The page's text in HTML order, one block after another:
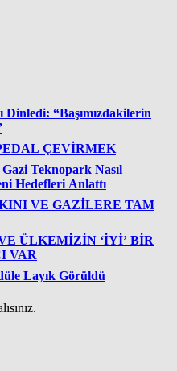
Dinledi: “Başımızdakilerin
ÇEVİRMEK
Teknopark Nasıl
Hedefleri Anlattı
VE GAZİLERE TAM
ÜLKEMİZİN ‘İYİ’ BİR
VAR
Layık Görüldü